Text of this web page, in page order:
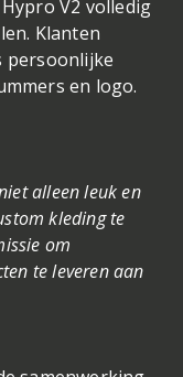
V2 volledig
Klanten
persoonlijke
en logo.
alleen leuk en
kleding te
om
te leveren aan